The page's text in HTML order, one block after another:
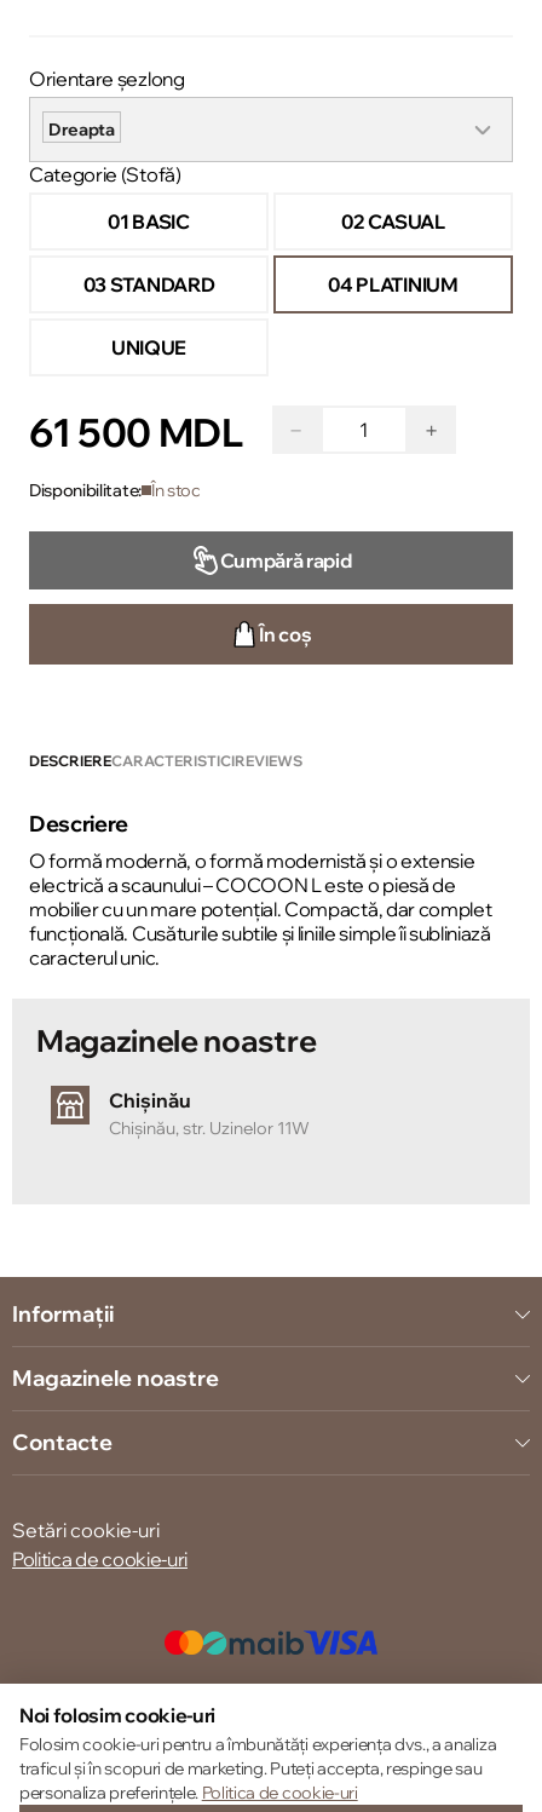
Orientare șezlong
Dreapta
Categorie (Stofă)
01 BASIC
02 CASUAL
03 STANDARD 04 PLATINIUM
UNIQUE
61 500 MDL − +
Disponibilitate: În stoc
Cumpără rapid
În coș
DESCRIERECARACTERISTICIREVIEWS
Descriere
O formă modernă, o formă modernistă și o extensie
electrică a scaunului – COCOON L este o piesă de
mobilier cu un mare potențial. Compactă, dar complet
funcțională. Cusăturile subtile și liniile simple îi subliniază
caracterul unic.
Magazinele noastre
Chișinău
Chișinău, str. Uzinelor 11W
Informații
Magazinele noastre
Contacte
Setări cookie-uri
Politica de cookie-uri
© 2013 – 2026 ECOM
Noi folosim cookie-uri
Folosim cookie-uri pentru a îmbunătăți experiența dvs., a analiza
traficul și în scopuri de marketing. Puteți accepta, respinge sau
personaliza preferințele. Politica de cookie-uri